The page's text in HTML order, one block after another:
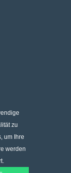
zu
um Ihre
werden